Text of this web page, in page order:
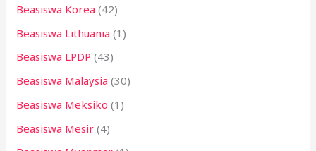
Beasiswa Korea (42)
Beasiswa Lithuania (1)
Beasiswa LPDP (43)
Beasiswa Malaysia (30)
Beasiswa Meksiko (1)
Beasiswa Mesir (4)